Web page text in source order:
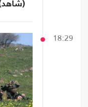
18:29